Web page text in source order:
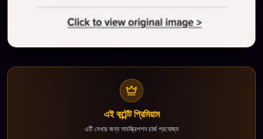
এই কন্টেন্ট প্রিমিয়াম
এটি দেখার জন্য সাবস্ক্রিপশন চার্জ প্রযোজ্য